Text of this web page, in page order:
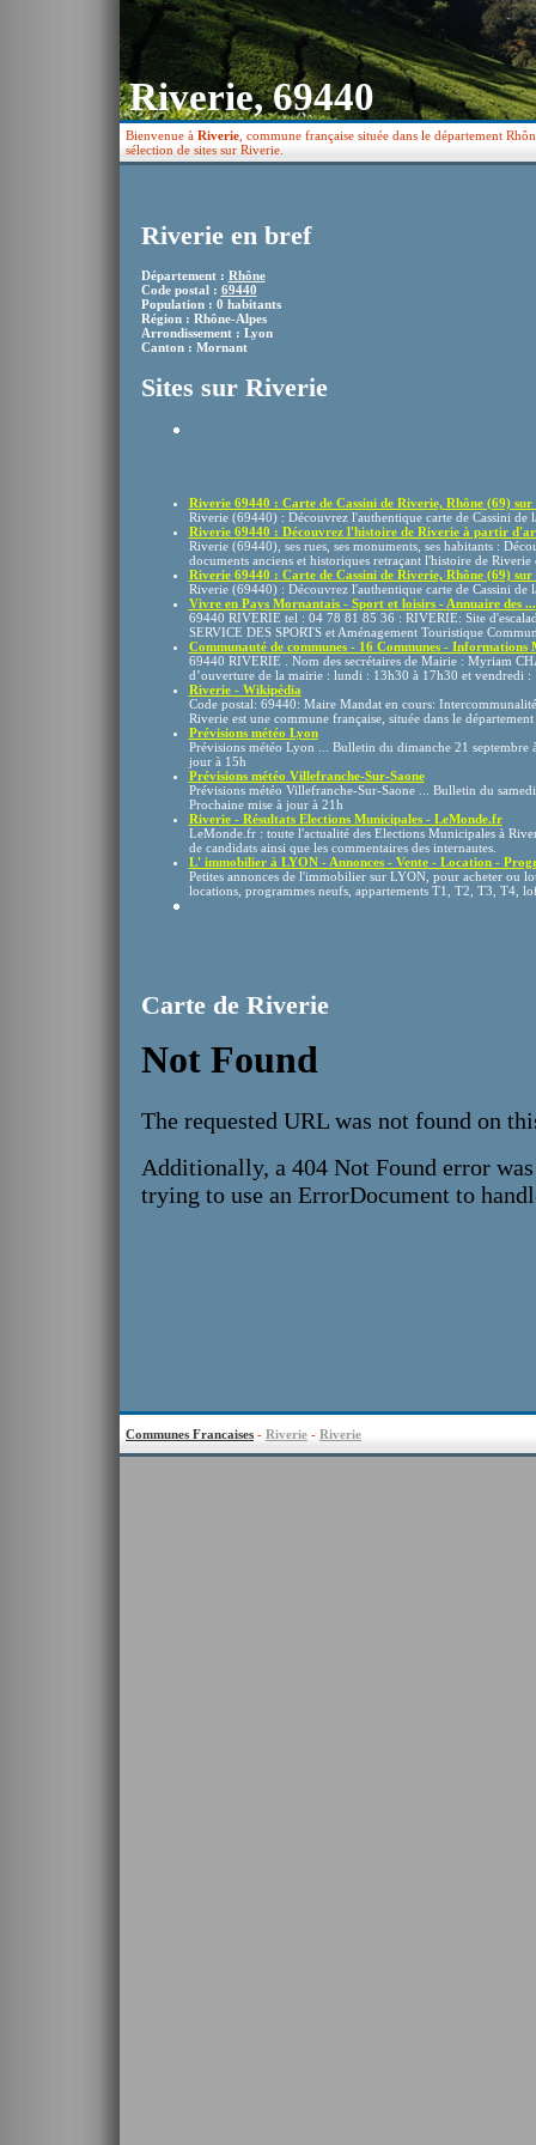
Riverie, 69440
Bienvenue à Riverie , commune française située dans le département
sélection de sites sur Riverie.
Riverie en bref
Département : Rhône
Code postal : 69440
Population : 0 habitants
Région : Rhône-Alpes
Arrondissement : Lyon
Canton : Mornant
Sites sur Riverie
Riverie 69440 : Carte de Cassini de Riverie, Rhône (69) sur
Riverie (69440) : Découvrez l'authentique carte de Cassini de
Riverie 69440 : Découvrez l'histoire de Riverie à partir
Riverie (69440), ses rues, ses monuments, ses habitants :
documents anciens et historiques retraçant l'histoire de Riverie
Riverie 69440 : Carte de Cassini de Riverie, Rhône (69) sur
Riverie (69440) : Découvrez l'authentique carte de Cassini de
Vivre en Pays Mornantais - Sport et loisirs - Annuaire des ...
69440 RIVERIE tel : 04 78 81 85 36 : RIVERIE: Site
SERVICE DES SPORTS et Aménagement Touristique
Communauté de communes - 16 Communes - Informations
69440 RIVERIE . Nom des secrétaires de Mairie : Myriam
d’ouverture de la mairie : lundi : 13h30 à 17h30 et vendredi :
Riverie - Wikipédia
Code postal: 69440: Maire Mandat en cours:
Riverie est une commune française, située dans le
Prévisions météo Lyon
Prévisions météo Lyon ... Bulletin du dimanche 21 septembre
jour à 15h
Prévisions météo Villefranche-Sur-Saone
Prévisions météo Villefranche-Sur-Saone ... Bulletin du
Prochaine mise à jour à 21h
Riverie - Résultats Elections Municipales - LeMonde.fr
LeMonde.fr : toute l'actualité des Elections Municipales à
de candidats ainsi que les commentaires des internautes.
L' immobilier à LYON - Annonces - Vente - Location -
Petites annonces de l'immobilier sur LYON, pour acheter ou
locations, programmes neufs, appartements T1, T2, T3, T4,
Carte de Riverie
Communes Francaises - Riverie - Riverie